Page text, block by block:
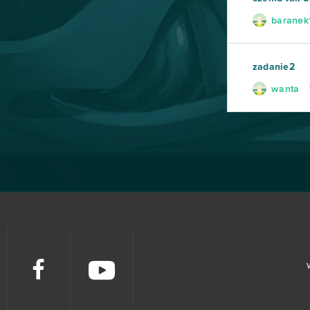
zadanie2
wanta
Crush Crush
Cuisine Royale